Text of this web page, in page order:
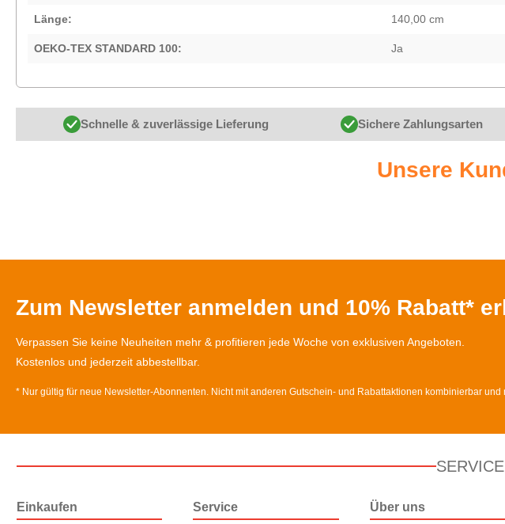
Länge: 140,00 cm
OEKO-TEX STANDARD 100: Ja
Schnelle & zuverlässige Lieferung Sichere Zahlungsarten
Unsere
Zum Newsletter anmelden und 10% Rabatt*
Verpassen Sie keine Neuheiten mehr & profitieren jede Woche von exklusiven Angeboten.
Kostenlos und jederzeit abbestellbar.
* Nur gültig für neue Newsletter-Abonnenten. Nicht mit anderen Gutschein- und Rabattaktionen kombinierbar und
Einkaufen Service Über uns